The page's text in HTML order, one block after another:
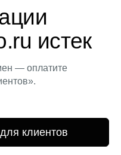
истек
— оплатите
клиентов